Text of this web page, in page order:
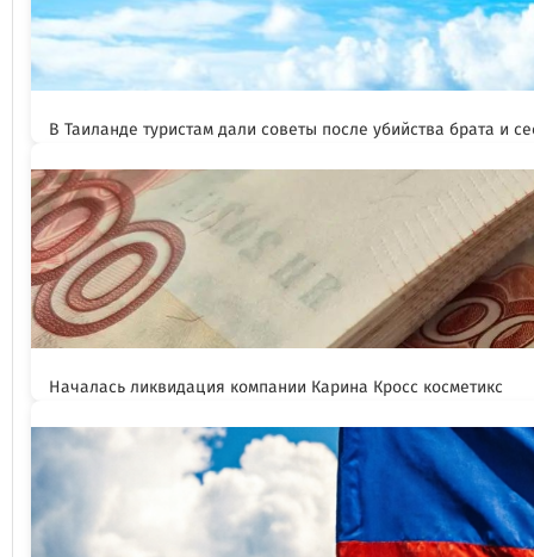
В Таиланде туристам дали советы после убийства брата и
Началась ликвидация компании Карина Кросс косметикс